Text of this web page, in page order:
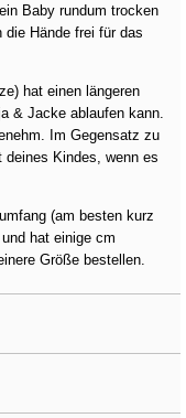
Baby rundum trocken
Hände frei für das
hat einen längeren
& Jacke ablaufen kann.
Im Gegensatz zu
Kindes, wenn es
(am besten kurz
hat einige cm
Größe bestellen.